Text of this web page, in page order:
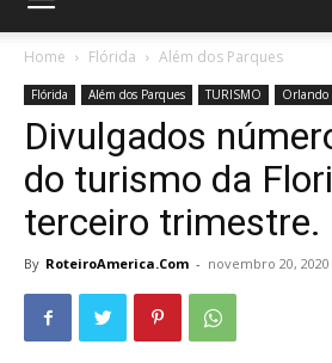
Home Flórida Além dos Parques
Flórida Além dos Parques TURISMO Orlando
Divulgados
do turismo da
terceiro trimestre.
By RoteiroAmerica.Com - novembro 20, 2020